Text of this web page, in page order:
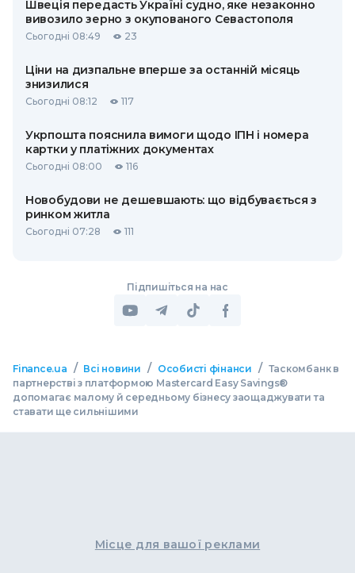
Швеція передасть Україні судно, яке незаконно
вивозило зерно з окупованого Севастополя
Сьогодні 08:49 23
Ціни на дизпальне вперше за останній місяць
знизилися
Сьогодні 08:12 117
Укрпошта пояснила вимоги щодо ІПН і номера
картки у платіжних документах
Сьогодні 08:00 116
Новобудови не дешевшають: що відбувається з
ринком житла
Сьогодні 07:28 111
Підпишіться на нас
Finance.ua / Всі новини / Особисті фінанси / Таскомбанк в
партнерстві з платформою Mastercard Easy Savings®
допомагає малому й середньому бізнесу заощаджувати та
ставати ще сильнішими
Місце для вашої реклами